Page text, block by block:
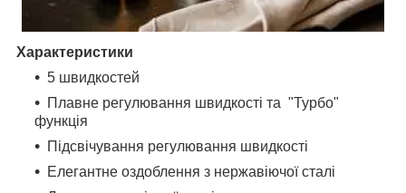
Характеристики
5 швидкостей
Плавне регулювання швидкості та "Турбо"
функція
Підсвічування регулювання швидкості
Елегантне оздоблення з нержавіючої сталі